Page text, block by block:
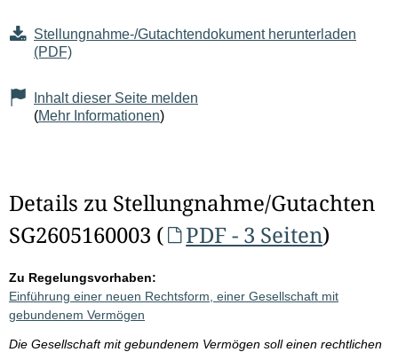
Seiteninhalt
Stellungnahme-/Gutachtendokument herunterladen
(PDF)
Inhalt dieser Seite melden
(Mehr Informationen)
Details zu Stellungnahme/Gutachten
SG2605160003 (
PDF - 3 Seiten)
Zu Regelungsvorhaben:
Einführung einer neuen Rechtsform, einer Gesellschaft mit
gebundenem Vermögen
Die Gesellschaft mit gebundenem Vermögen soll einen rechtlichen